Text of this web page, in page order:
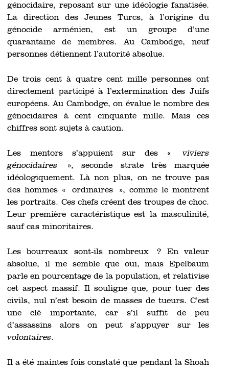
génocidaire, reposant sur une idéologie fanatisée.
La direction des Jeunes Turcs, à l’origine du
génocide arménien, est un groupe d’une
quarantaine de membres. Au Cambodge, neuf
personnes détiennent l’autorité absolue.
De trois cent à quatre cent mille personnes ont
directement participé à l’extermination des Juifs
européens. Au Cambodge, on évalue le nombre des
génocidaires à cent cinquante mille. Mais ces
chiffres sont sujets à caution.
Les mentors s’appuient sur des « viviers
génocidaires », seconde strate très marquée
idéologiquement. Là non plus, on ne trouve pas
des hommes « ordinaires », comme le montrent
les portraits. Ces chefs créent des troupes de choc.
Leur première caractéristique est la masculinité,
sauf cas minoritaires.
Les bourreaux sont-ils nombreux ? En valeur
absolue, il me semble que oui, mais Epelbaum
parle en pourcentage de la population, et relativise
cet aspect massif. Il souligne que, pour tuer des
civils, nul n’est besoin de masses de tueurs. C’est
une clé importante, car s’il suffit de peu
d’assassins alors on peut s’appuyer sur les
volontaires.
Il a été maintes fois constaté que pendant la Shoah